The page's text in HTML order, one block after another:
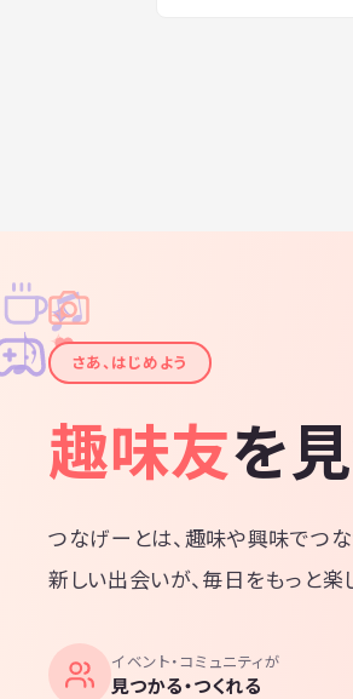
✦
✦
✧
✧
♪
♫
さあ、はじめよう
趣味友を
つなげーとは、趣味や興味でつな
新しい出会いが、毎日をもっと楽
イベント・コミュニティが
見つかる・つくれる